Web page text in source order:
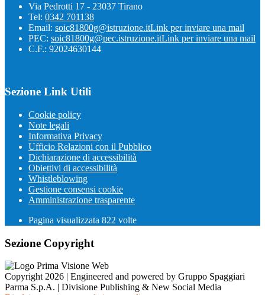
Via Pedrotti 17 - 23037 Tirano
Tel: 0342 701138
Email: soic81800g@istruzione.itLink per inviare una mail
PEC: soic81800g@pec.istruzione.itLink per inviare una mail
C.F.: 92024630144
Sezione Link Utili
Cookie policy
Note legali
Informativa Privacy
Ufficio Relazioni con il Pubblico
Dichiarazione di accessibilità
Obiettivi di accessibilità
Whistleblowing
Gestione consensi cookie
Amministrazione trasparente
Pagina visualizzata 822 volte
Sezione Copyright
Copyright 2026 | Engineered and powered by Gruppo Spaggiari
Parma S.p.A. | Divisione Publishing & New Social Media